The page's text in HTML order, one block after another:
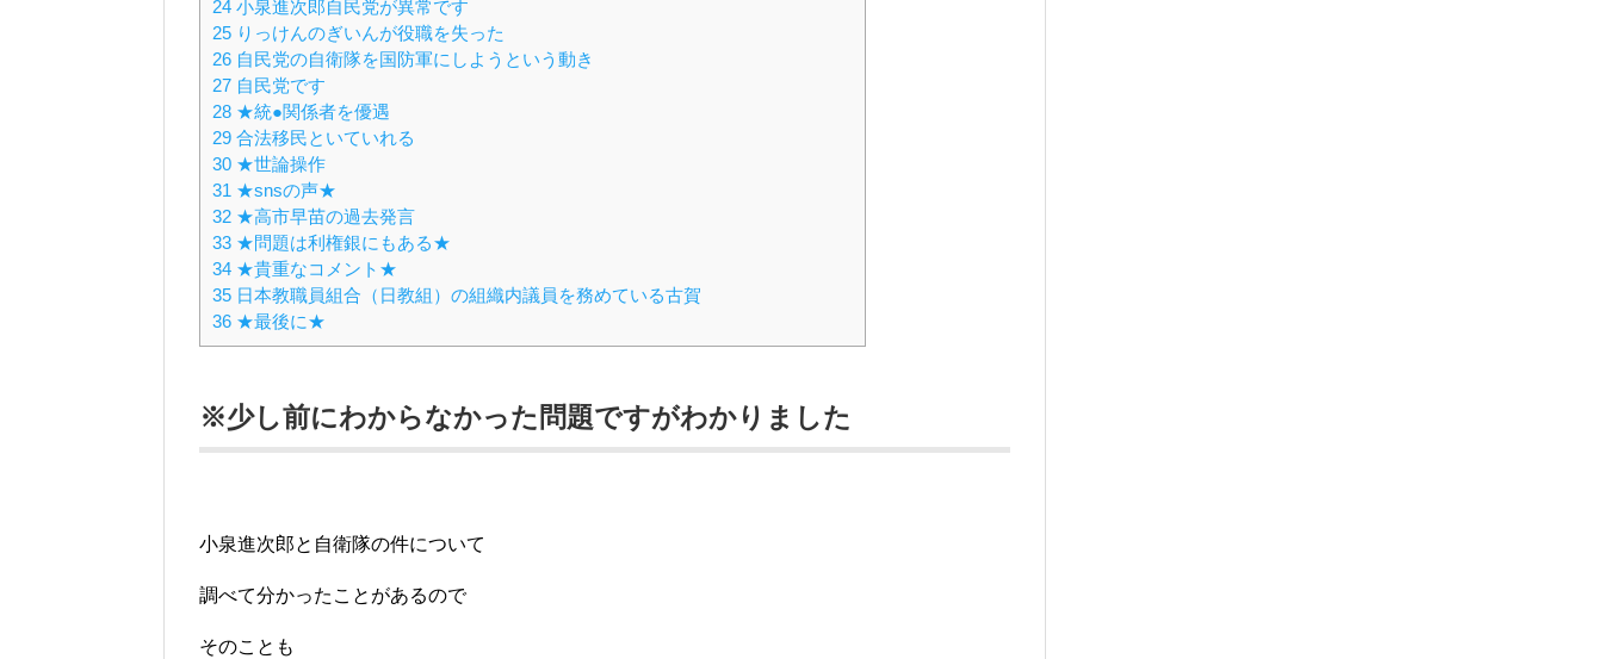
24 小泉進次郎自民党が異常です
25 りっけんのぎいんが役職を失った
26 自民党の自衛隊を国防軍にしようという動き
27 自民党です
28 ★統●関係者を優遇
29 合法移民といていれる
30 ★世論操作
31 ★snsの声★
32 ★高市早苗の過去発言
33 ★問題は利権銀にもある★
34 ★貴重なコメント★
35 日本教職員組合（日教組）の組織内議員を務めている古賀
36 ★最後に★
※少し前にわからなかった問題ですがわかりました
小泉進次郎と自衛隊の件について
調べて分かったことがあるので
そのことも